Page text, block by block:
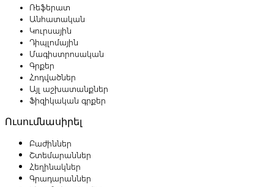
Ռեֆերատ
Անհատական
Կուրսային
Դիպլոմային
Մագիստրոսական
Գրքեր
Հոդվածներ
Այլ աշխատանքներ
Ֆիզիկական գրքեր
Ուսումնասիրել
Բաժիններ
Շտեմարաններ
Հեղինակներ
Գրադարաններ